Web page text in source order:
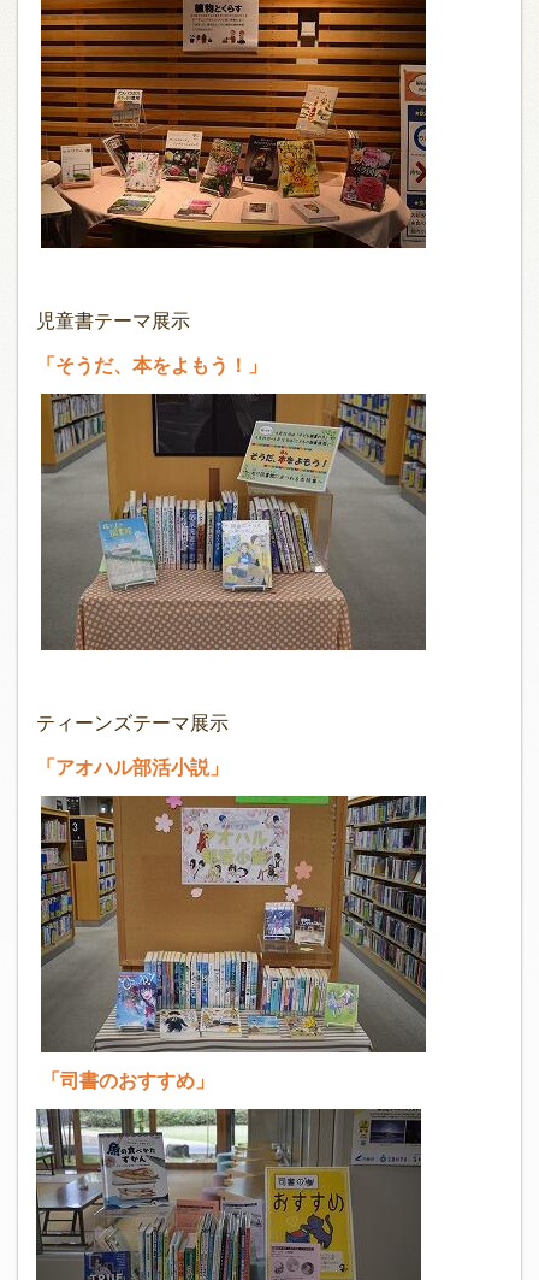
児童書テーマ展示
「そうだ、本をよもう！」
ティーンズテーマ展示
「アオハル部活小説」
「司書のおすすめ」